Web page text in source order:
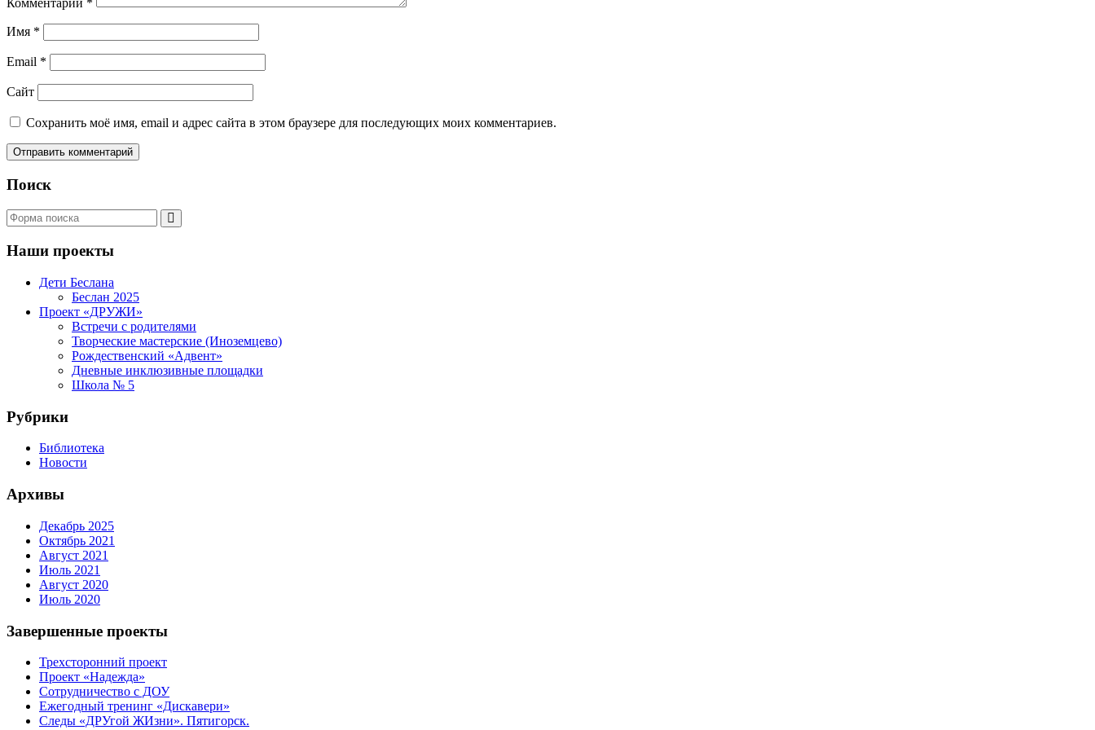
Комментарий *
Имя *
Email *
Сайт
Сохранить моё имя, email и адрес сайта в этом браузере для последующих моих комментариев.
Поиск
Наши проекты
Дети Беслана
Беслан 2025
Проект «ДРУЖИ»
Встречи с родителями
Творческие мастерские (Иноземцево)
Рождественский «Адвент»
Дневные инклюзивные площадки
Школа № 5
Рубрики
Библиотека
Новости
Архивы
Декабрь 2025
Октябрь 2021
Август 2021
Июль 2021
Август 2020
Июль 2020
Завершенные проекты
Трехсторонний проект
Проект «Надежда»
Сотрудничество с ДОУ
Ежегодный тренинг «Дискавери»
Следы «ДРУгой ЖИзни». Пятигорск.